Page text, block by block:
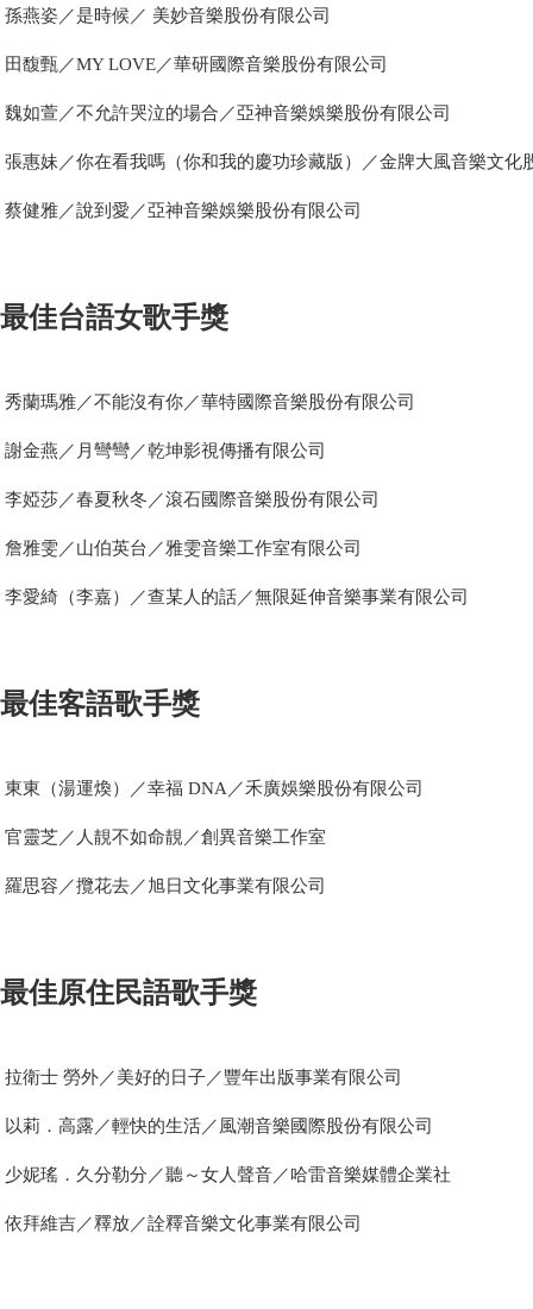
孫燕姿／是時候／ 美妙音樂股份有限公司
田馥甄／MY LOVE／華研國際音樂股份有限公司
魏如萱／不允許哭泣的場合／亞神音樂娛樂股份有限公司
張惠妹／你在看我嗎（你和我的慶功珍藏版）／金牌大風音樂文化
蔡健雅／說到愛／亞神音樂娛樂股份有限公司
最佳台語女歌手獎
秀蘭瑪雅／不能沒有你／華特國際音樂股份有限公司
謝金燕／月彎彎／乾坤影視傳播有限公司
李婭莎／春夏秋冬／滾石國際音樂股份有限公司
詹雅雯／山伯英台／雅雯音樂工作室有限公司
李愛綺（李嘉）／查某人的話／無限延伸音樂事業有限公司
最佳客語歌手獎
東東（湯運煥）／幸福 DNA／禾廣娛樂股份有限公司
官靈芝／人靚不如命靚／創異音樂工作室
羅思容／攬花去／旭日文化事業有限公司
最佳原住民語歌手獎
拉衛士 勞外／美好的日子／豐年出版事業有限公司
以莉．高露／輕快的生活／風潮音樂國際股份有限公司
少妮瑤．久分勒分／聽～女人聲音／哈雷音樂媒體企業社
依拜維吉／釋放／詮釋音樂文化事業有限公司